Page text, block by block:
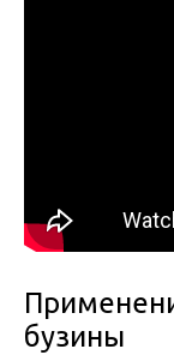
бузины